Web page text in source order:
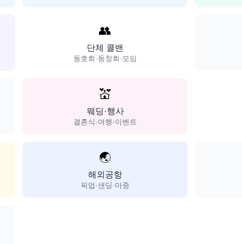
👥
단체 콜밴
동호회·동창회·모임
💒
웨딩·행사
결혼식·여행·이벤트
🌏
해외공항
픽업·샌딩·마중